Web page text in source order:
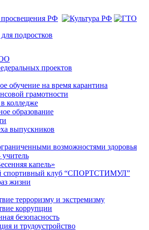
проектов
обучение на время карантина
грамотности
колледже
образование
выпускников
возможностями здоровья
капель»
спортивный клуб “СПОРТСТИМУЛ”
жизни
терроризму и экстремизму
коррупции
безопасность
и трудоустройство